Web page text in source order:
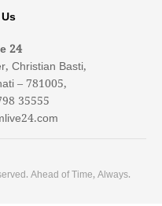
24
Christian Basti,
– 781005,
35555
Ahead of Time, Always.